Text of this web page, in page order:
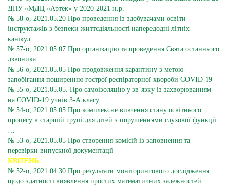
ДПУ «МДЦ «Артек» у 2020-2021 н.р.
№ 58-о, 2021.05.20 Про проведення із здобувачами освіти
інструктажів з безпеки життєдіяльності напередодні літніх
канікул…
№ 57-о, 2021.05.07 Про організацію та проведення Свята останнього
дзвоника
№ 56-о, 2021.05.05 Про продовження карантину з метою
запобігання поширенню гострої респіраторної хвороби COVID-19
№ 55-о, 2021.05.05. Про самоізоляцію у зв’язку із захворюванням
на COVID-19 учнів 3-А класу
№ 54-о, 2021.05.05 Про комплексне вивчення стану освітнього
процесу в старшій групі для дітей з порушеннями слухової функції
…
№ 53-о, 2021.05.05 Про створення комісій із заповнення та
перевірки випускної документації
КВІТЕНЬ
№ 52-о, 2021.04.30 Про результати моніторингового дослідження
щодо здатності виявлення простих математичних залежностей…